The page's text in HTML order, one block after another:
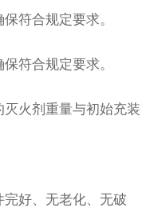
保符合规定要求。
保符合规定要求。
火剂重量与初始充装
好、无老化、无破